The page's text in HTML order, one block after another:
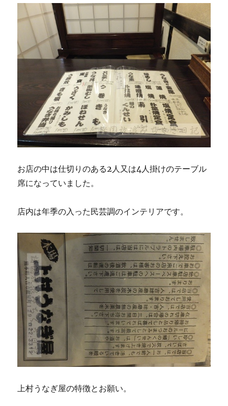
お店の中は仕切りのある2人又は4人掛けのテーブル
席になっていました。
店内は年季の入った民芸調のインテリアです。
上村うなぎ屋の特徴とお願い。